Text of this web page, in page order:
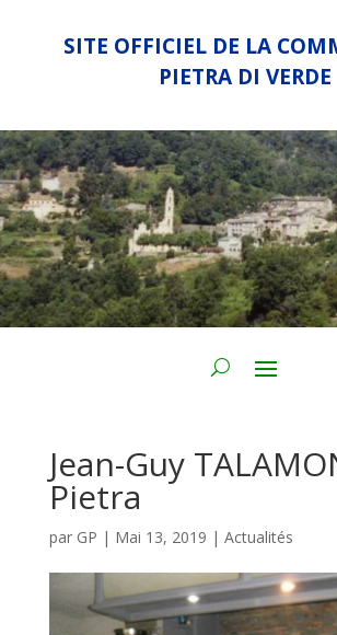
SITE OFFICIEL DE LA
PIETRA DI VERDE
Jean-Guy
Pietra
par GP | Mai 13, 2019 | Actualités